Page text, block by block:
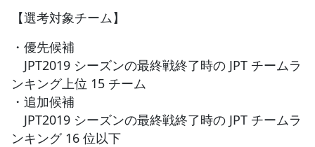
【選考対象チーム】
・優先候補
JPT2019 シーズンの最終戦終了時の JPT チームラ
ンキング上位 15 チーム
・追加候補
JPT2019 シーズンの最終戦終了時の JPT チームラ
ンキング 16 位以下